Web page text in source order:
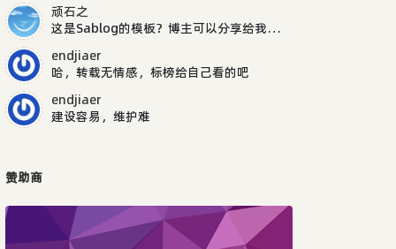
顽石之
这是Sablog的模板？博主可以分享给我吗，谢谢
endjiaer
哈，转载无情感，标榜给自己看的吧
endjiaer
建设容易，维护难
赞助商